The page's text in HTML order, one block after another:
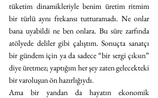
tüketim dinamikleriyle benim üretim ritmim
bir türlü aynı frekansı tutturamadı. Ne onlar
bana uyabildi ne ben onlara. Bu süre zarfında
atölyede deliler gibi çalıştım. Sonuçta sanatçı
bir gündem için ya da sadece “bir sergi çıksın”
diye üretmez; yaptığım her şey zaten gelecekteki
bir varoluşun ön hazırlığıydı.
Ama bir yandan da hayatın ekonomik